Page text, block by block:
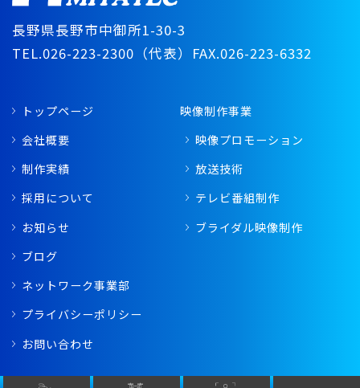
長野県長野市中御所1-30-3
TEL.026-223-2300（代表） FAX.026-223-6332
トップページ
会社概要
制作実績
採用について
お知らせ
ブログ
映像制作事業
映像プロモーション
放送技術
テレビ番組制作
ブライダル映像制作
ネットワーク事業部
プライバシーポリシー
お問い合わせ